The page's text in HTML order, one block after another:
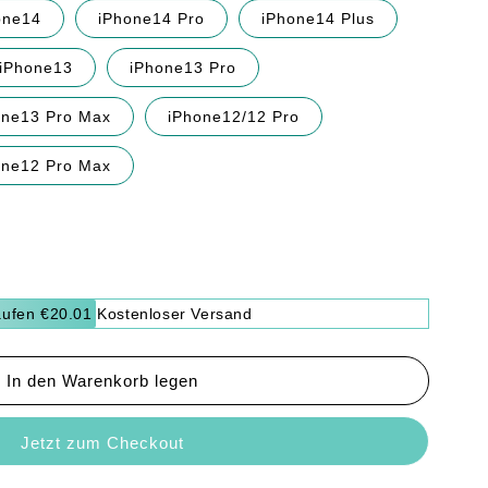
iPhone14 Pro iPhone14 Plus
iPhone13 iPhone13 Pro
Pro Max iPhone12/12 Pro
Pro Max
€20.01 Kostenloser Versand
In den Warenkorb legen
Jetzt zum Checkout